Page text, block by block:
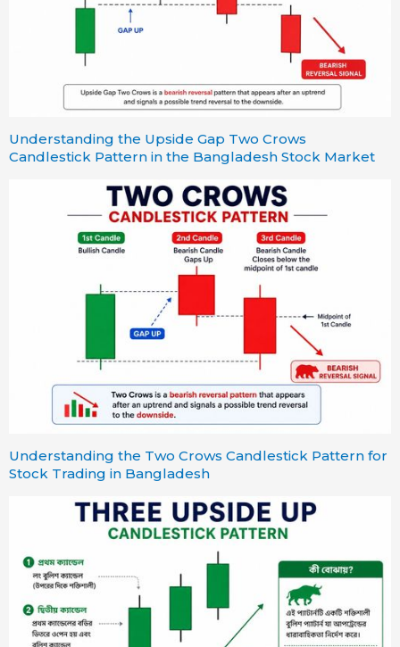
Understanding the Upside Gap Two Crows
Candlestick Pattern in the Bangladesh Stock Market
Understanding the Two Crows Candlestick Pattern for
Stock Trading in Bangladesh